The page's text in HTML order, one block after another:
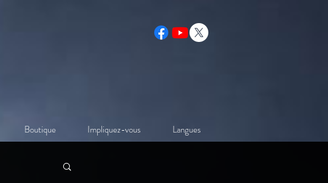
Boutique Impliquez-vous Langues